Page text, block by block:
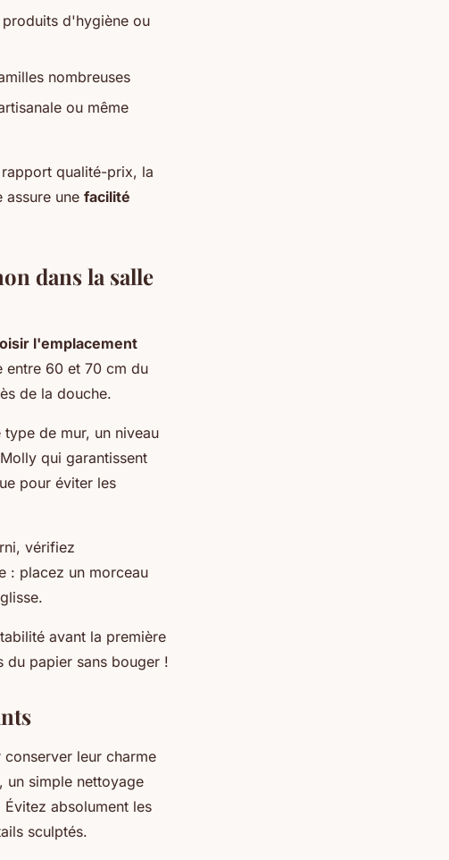
d'hygiène ou
nombreuses
ou même
qualité-prix, la
assure une facilité
dans la salle
l'emplacement
entre 60 et 70 cm du
de la douche.
de mur, un niveau
qui garantissent
pour éviter les
vérifiez
: placez un morceau
avant la première
papier sans bouger !
leur charme
un simple nettoyage
absolument les
sculptés.